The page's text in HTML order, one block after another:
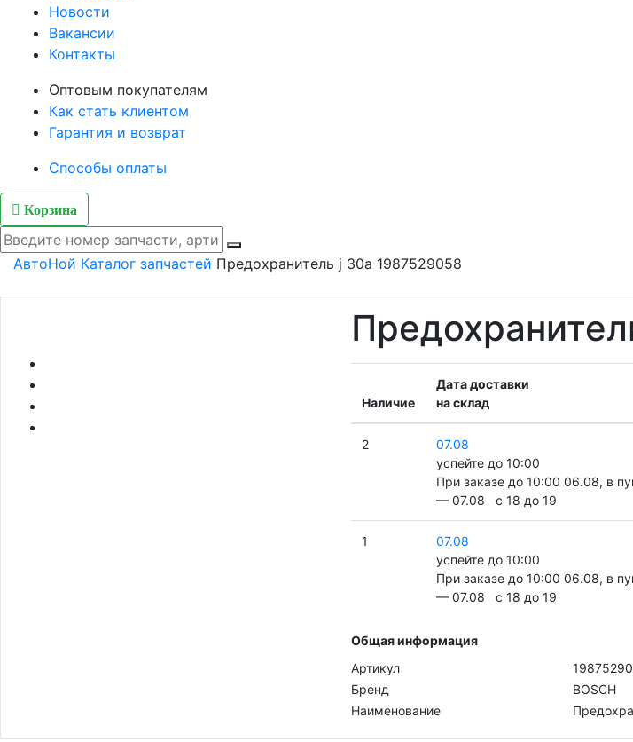
Новости
Вакансии
Контакты
Оптовым покупателям
Как стать клиентом
Гарантия и возврат
Способы оплаты
Корзина
АвтоНой Каталог запчастей Предохранитель j 30a 1987529058
Наличие
Дата доставки
на склад
2
07.08
успейте до 10:00
При заказе до 10:00 06.08, в
— 07.08 c 18 до 19
1
07.08
успейте до 10:00
При заказе до 10:00 06.08, в
— 07.08 c 18 до 19
Общая информация
Артикул
Бренд
BOSCH
Наименование